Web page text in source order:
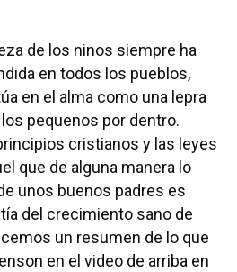
de los ninos siempre ha
en todos los pueblos,
en el alma como una lepra
pequenos por dentro.
cristianos y las leyes
que de alguna manera lo
unos buenos padres es
del crecimiento sano de
un resumen de lo que
en el video de arriba en